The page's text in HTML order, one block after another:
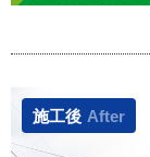
施工後 After